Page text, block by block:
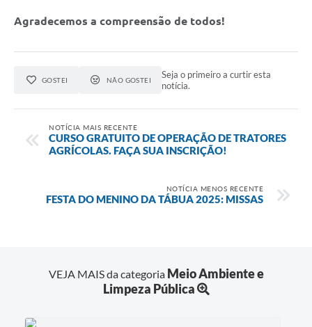
Agradecemos a compreensão de todos!
GOSTEI NÃO GOSTEI
Seja o primeiro a curtir esta
notícia.
NOTÍCIA MAIS RECENTE
CURSO GRATUITO DE OPERAÇÃO DE TRATORES
AGRÍCOLAS. FAÇA SUA INSCRIÇÃO!
NOTÍCIA MENOS RECENTE
FESTA DO MENINO DA TÁBUA 2025: MISSAS
VEJA MAIS da categoria Meio Ambiente e
Limpeza Pública